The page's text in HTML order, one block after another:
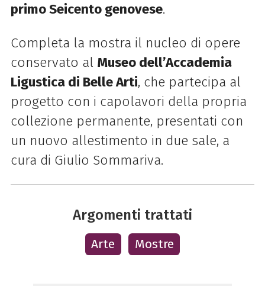
primo Seicento genovese.
Completa la mostra il nucleo di opere
conservato al Museo dell’Accademia
Ligustica di Belle Arti, che partecipa al
progetto con i capolavori della propria
collezione permanente, presentati con
un nuovo allestimento in due sale, a
cura di Giulio Sommariva.
Argomenti trattati
Arte Mostre